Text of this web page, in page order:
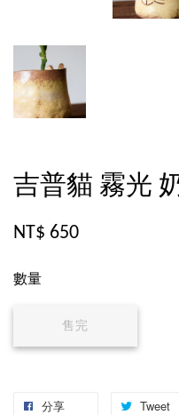
吉普貓 霧光
NT$ 650
數量
售完
分享 Tweet